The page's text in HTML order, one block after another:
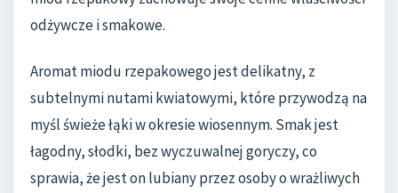
odżywcze i smakowe.
Aromat miodu rzepakowego jest delikatny, z
subtelnymi nutami kwiatowymi, które przywodzą na
myśl świeże łąki w okresie wiosennym. Smak jest
łagodny, słodki, bez wyczuwalnej goryczy, co
sprawia, że jest on lubiany przez osoby o wrażliwych